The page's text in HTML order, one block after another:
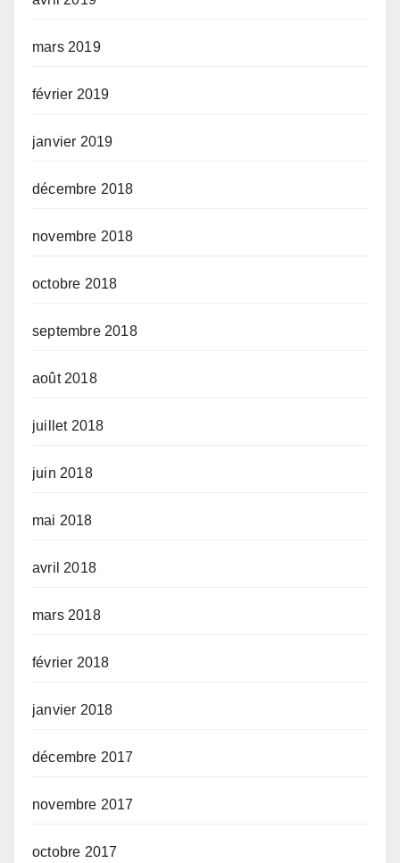
mars 2019
février 2019
janvier 2019
décembre 2018
novembre 2018
octobre 2018
septembre 2018
août 2018
juillet 2018
juin 2018
mai 2018
avril 2018
mars 2018
février 2018
janvier 2018
décembre 2017
novembre 2017
octobre 2017